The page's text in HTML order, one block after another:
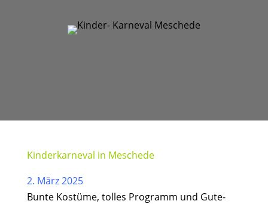
Kinderkarneval in Meschede
2. März 2025
Bunte Kostüme, tolles Programm und Gute-